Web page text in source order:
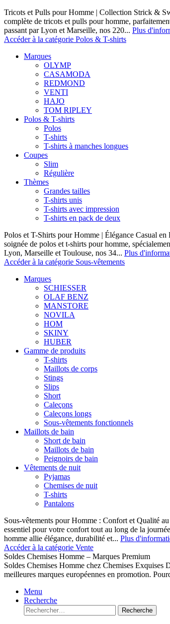
Tricots et Pulls pour Homme | Collection Strick &
complète de tricots et pulls pour homme,
passant par Lyon et Marseille, nos 220... Plus
Accéder à la catégorie Polos & T-shirts
Marques
OLYMP
CASAMODA
REDMOND
VENTI
HAJO
TOM RIPLEY
Polos & T-shirts
Polos
T-shirts
T-shirts à manches longues
Coupes
Slim
Régulière
Thèmes
Grandes tailles
T-shirts unis
T-shirts avec impression
T-shirts en pack de deux
Polos et T-Shirts pour Homme | Élégance Casual en
soignée de polos et t-shirts pour homme,
Lyon, Marseille et Toulouse, nos 34... Plus
Accéder à la catégorie Sous-vêtements
Marques
SCHIESSER
OLAF BENZ
MANSTORE
NOVILA
HOM
SKINY
HUBER
Gamme de produits
T-shirts
Maillots de corps
Stings
Slips
Short
Caleçons
Caleçons longs
Sous-vêtements fonctionnels
Maillots de bain
Short de bain
Maillots de bain
Peignoirs de bain
Vêtements de nuit
Pyjamas
Chemises de nuit
T-shirts
Pantalons
Sous-vêtements pour Homme : Confort et Qualité
essentiel pour votre confort tout au long de la
homme allie élégance, durabilité et... Plus
Accéder à la catégorie Vente
Soldes Chemises Homme – Marques Premium
Soldes Chemises Homme chez Chemises
meilleures marques européennes en promotion.
Menu
Recherche
Recherche